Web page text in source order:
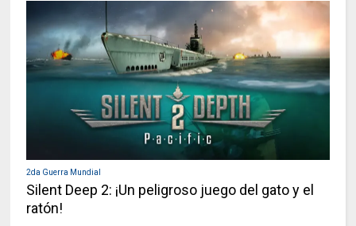
2da Guerra Mundial
Silent Deep 2: ¡Un peligroso juego del gato y el
ratón!